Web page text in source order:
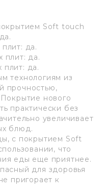
Soft touch
да.
плит: да.
да.
технологиям из
прочностью,
нового
практически без
увеличивает
блюд.
с покрытием Soft
что
еды еще приятнее.
для здоровья
пригорает к